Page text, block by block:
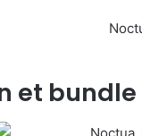
et bundle